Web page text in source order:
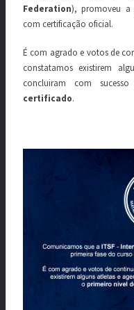
Federation), promoveu a
com certificação oficial.
É com agrado e votos de
constatamos existirem
concluiram com
certificado.